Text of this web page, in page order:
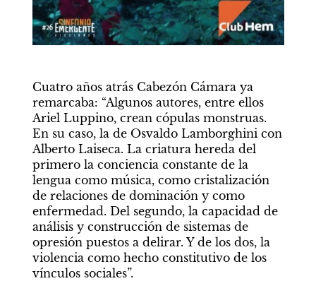
Cuatro años atrás Cabezón Cámara ya
remarcaba: “Algunos autores, entre ellos
Ariel Luppino, crean cópulas monstruas.
En su caso, la de Osvaldo Lamborghini con
Alberto Laiseca. La criatura hereda del
primero la conciencia constante de la
lengua como música, como cristalización
de relaciones de dominación y como
enfermedad. Del segundo, la capacidad de
análisis y construcción de sistemas de
opresión puestos a delirar. Y de los dos, la
violencia como hecho constitutivo de los
vínculos sociales”.